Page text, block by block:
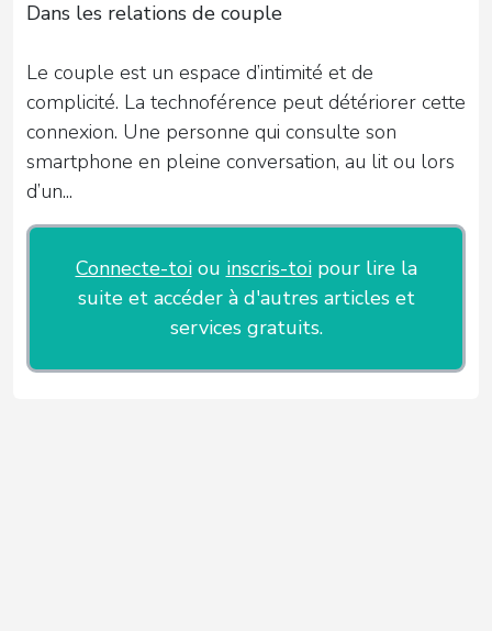
Dans les relations de couple
Le couple est un espace d’intimité et de
complicité. La technoférence peut détériorer cette
connexion. Une personne qui consulte son
smartphone en pleine conversation, au lit ou lors
d’un...
Connecte-toiou inscris-toipour lire la
suite et accéder à d'autres articles et
services gratuits.